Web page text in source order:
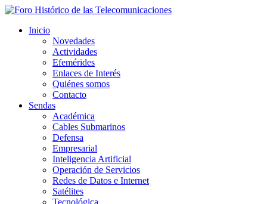
Inicio
Novedades
Actividades
Efemérides
Enlaces de Interés
Quiénes somos
Contacto
Sendas
Académica
Cables Submarinos
Defensa
Empresarial
Inteligencia Artificial
Operación de Servicios
Redes de Datos e Internet
Satélites
Tecnológica